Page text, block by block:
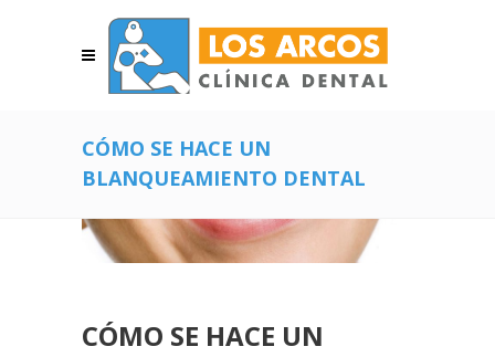
CÓMO SE HACE UN
BLANQUEAMIENTO DENTAL
CÓMO SE HACE UN